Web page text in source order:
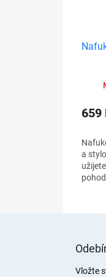
659
a
Vložte